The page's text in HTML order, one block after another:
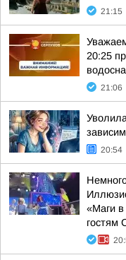
21:15
20:25
21:06
20:54
«Маги в
гостям